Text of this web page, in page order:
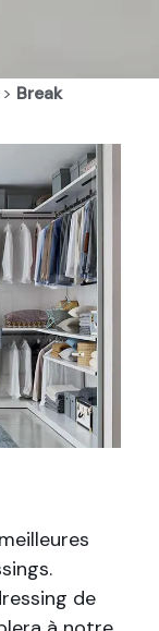
> Break
de